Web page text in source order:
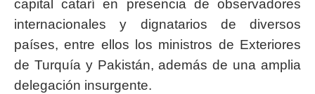
capital catarí en presencia de observadores
internacionales y dignatarios de diversos
países, entre ellos los ministros de Exteriores
de Turquía y Pakistán, además de una amplia
delegación insurgente.